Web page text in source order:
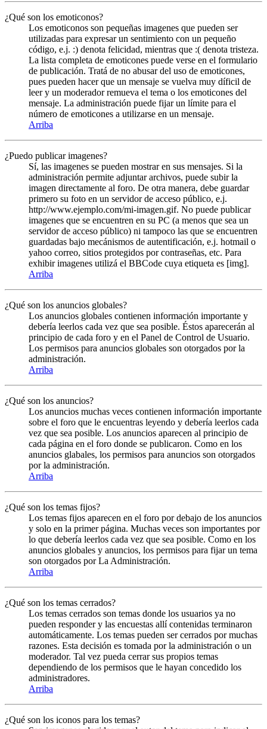
¿Qué son los emoticonos?
Los emoticonos son pequeñas imagenes que pueden ser
utilizadas para expresar un sentimiento con un pequeño
código, e.j. :) denota felicidad, mientras que :( denota tristeza.
La lista completa de emoticones puede verse en el formulario
de publicación. Tratá de no abusar del uso de emoticones,
pues pueden hacer que un mensaje se vuelva muy díficil de
leer y un moderador remueva el tema o los emoticones del
mensaje. La administración puede fijar un límite para el
número de emoticones a utilizarse en un mensaje.
Arriba
¿Puedo publicar imagenes?
Sí, las imagenes se pueden mostrar en sus mensajes. Si la
administración permite adjuntar archivos, puede subir la
imagen directamente al foro. De otra manera, debe guardar
primero su foto en un servidor de acceso público, e.j.
http://www.ejemplo.com/mi-imagen.gif. No puede publicar
imagenes que se encuentren en su PC (a menos que sea un
servidor de acceso público) ni tampoco las que se encuentren
guardadas bajo mecánismos de autentificación, e.j. hotmail o
yahoo correo, sitios protegidos por contraseñas, etc. Para
exhibir imagenes utilizá el BBCode cuya etiqueta es [img].
Arriba
¿Qué son los anuncios globales?
Los anuncios globales contienen información importante y
debería leerlos cada vez que sea posible. Éstos aparecerán al
principio de cada foro y en el Panel de Control de Usuario.
Los permisos para anuncios globales son otorgados por la
administración.
Arriba
¿Qué son los anuncios?
Los anuncios muchas veces contienen información importante
sobre el foro que le encuentras leyendo y debería leerlos cada
vez que sea posible. Los anuncios aparecen al principio de
cada página en el foro donde se publicaron. Como en los
anuncios glabales, los permisos para anuncios son otorgados
por la administración.
Arriba
¿Qué son los temas fijos?
Los temas fijos aparecen en el foro por debajo de los anuncios
y solo en la primer página. Muchas veces son importantes por
lo que debería leerlos cada vez que sea posible. Como en los
anuncios globales y anuncios, los permisos para fijar un tema
son otorgados por La Administración.
Arriba
¿Qué son los temas cerrados?
Los temas cerrados son temas donde los usuarios ya no
pueden responder y las encuestas allí contenidas terminaron
automáticamente. Los temas pueden ser cerrados por muchas
razones. Esta decisión es tomada por la administración o un
moderador. Tal vez pueda cerrar sus propios temas
dependiendo de los permisos que le hayan concedido los
administradores.
Arriba
¿Qué son los iconos para los temas?